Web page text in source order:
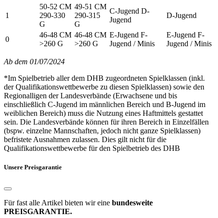
1
50-52 CM
290-330
G
49-51 CM
290-315
G
C-Jugend D-
Jugend
D-Jugend
0
46-48 CM
>260 G
46-48 CM
>260 G
E-Jugend F-
Jugend / Minis
E-Jugend F-
Jugend / Minis
Ab dem 01/07/2024
*Im Spielbetrieb aller dem DHB zugeordneten Spielklassen (inkl.
der Qualifikationswettbewerbe zu diesen Spielklassen) sowie den
Regionalligen der Landesverbände (Erwachsene und bis
einschließlich C-Jugend im männlichen Bereich und B-Jugend im
weiblichen Bereich) muss die Nutzung eines Haftmittels gestattet
sein. Die Landesverbände können für ihren Bereich in Einzelfällen
(bspw. einzelne Mannschaften, jedoch nicht ganze Spielklassen)
befristete Ausnahmen zulassen. Dies gilt nicht für die
Qualifikationswettbewerbe für den Spielbetrieb des DHB
Unsere Preisgarantie
Für fast alle Artikel bieten wir eine bundesweite
PREISGARANTIE.